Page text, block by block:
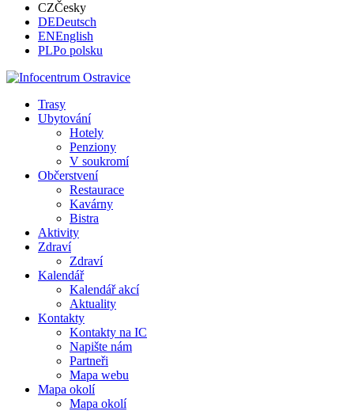
CZČesky
DEDeutsch
ENEnglish
PLPo polsku
Trasy
Ubytování
Hotely
Penziony
V soukromí
Občerstvení
Restaurace
Kavárny
Bistra
Aktivity
Zdraví
Zdraví
Kalendář
Kalendář akcí
Aktuality
Kontakty
Kontakty na IC
Napište nám
Partneři
Mapa webu
Mapa okolí
Mapa okolí